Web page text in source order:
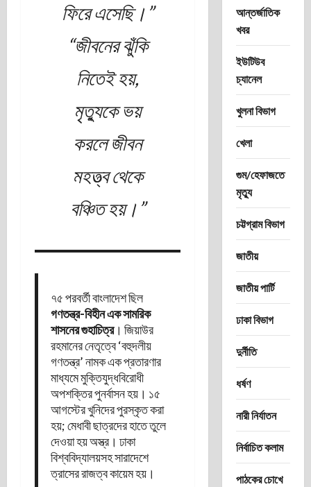
ফিরে এসেছি।”
“জীবনের ঝুঁকি
নিতেই হয়,
মৃত্যুকে ভয়
করলে জীবন
মহত্ত্ব থেকে
বঞ্চিত হয়।”
৭৫ পরবর্তী বাংলাদেশ ছিল
গণতন্ত্র-বিহীন এক সামরিক
শাসনের গুহাচিত্র। জিয়াউর
রহমানের নেতৃত্বে ‘বহুদলীয়
গণতন্ত্র’ নামক এক প্রতারণার
মাধ্যমে মুক্তিযুদ্ধবিরোধী
অপশক্তির পুনর্বাসন হয়। ১৫
আগস্টের খুনিদের পুরস্কৃত করা
হয়; মেধাবী ছাত্রদের হাতে তুলে
দেওয়া হয় অস্ত্র। ঢাকা
বিশ্ববিদ্যালয়সহ সারাদেশে
ত্রাসের রাজত্ব কায়েম হয়।
আন্তর্জাতিক
খবর
ইউটিউব
চ্যানেল
খুলনা বিভাগ
খেলা
গুম/হেফাজতে
মৃত্যু
চট্টগ্রাম বিভাগ
জাতীয়
জাতীয় পার্টি
ঢাকা বিভাগ
দুর্নীতি
ধর্ষণ
নারী নির্যাতন
নির্বাচিত কলাম
পাঠকের চোখে